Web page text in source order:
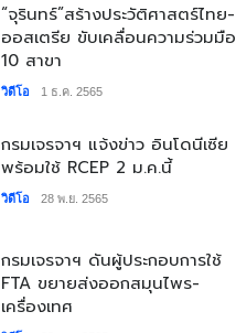
“จุรินทร์”สร้างประวัติศาสตร์ไทย-
ออสเตรีย ขับเคลื่อนความร่วมมือ
10 สาขา
วิดีโอ 1 ธ.ค. 2565
กรมเจรจาฯ แจ้งข่าว อินโดนีเซีย
พร้อมใช้ RCEP 2 ม.ค.นี้
วิดีโอ 28 พ.ย. 2565
กรมเจรจาฯ ดันผู้ประกอบการใช้
FTA ขยายส่งออกสมุนไพร-
เครื่องเทศ